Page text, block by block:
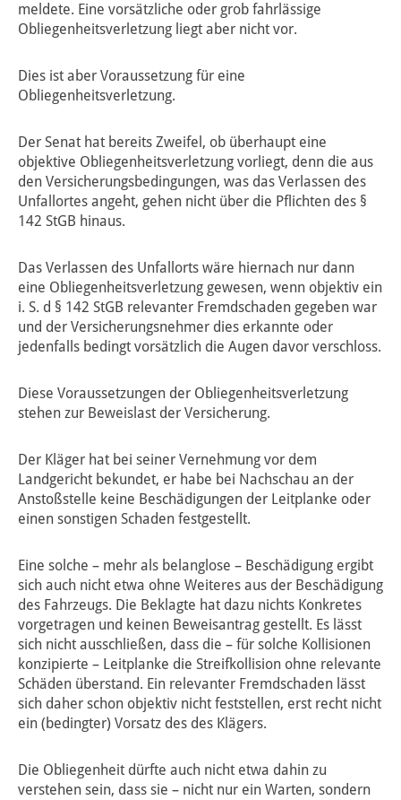
meldete. Eine vorsätzliche oder grob fahrlässige
Obliegenheitsverletzung liegt aber nicht vor.
Dies ist aber Voraussetzung für eine
Obliegenheitsverletzung.
Der Senat hat bereits Zweifel, ob überhaupt eine
objektive Obliegenheitsverletzung vorliegt, denn die aus
den Versicherungsbedingungen, was das Verlassen des
Unfallortes angeht, gehen nicht über die Pflichten des §
142 StGB hinaus.
Das Verlassen des Unfallorts wäre hiernach nur dann
eine Obliegenheitsverletzung gewesen, wenn objektiv ein
i. S. d § 142 StGB relevanter Fremdschaden gegeben war
und der Versicherungsnehmer dies erkannte oder
jedenfalls bedingt vorsätzlich die Augen davor verschloss.
Diese Voraussetzungen der Obliegenheitsverletzung
stehen zur Beweislast der Versicherung.
Der Kläger hat bei seiner Vernehmung vor dem
Landgericht bekundet, er habe bei Nachschau an der
Anstoßstelle keine Beschädigungen der Leitplanke oder
einen sonstigen Schaden festgestellt.
Eine solche – mehr als belanglose – Beschädigung ergibt
sich auch nicht etwa ohne Weiteres aus der Beschädigung
des Fahrzeugs. Die Beklagte hat dazu nichts Konkretes
vorgetragen und keinen Beweisantrag gestellt. Es lässt
sich nicht ausschließen, dass die – für solche Kollisionen
konzipierte – Leitplanke die Streifkollision ohne relevante
Schäden überstand. Ein relevanter Fremdschaden lässt
sich daher schon objektiv nicht feststellen, erst recht nicht
ein (bedingter) Vorsatz des des Klägers.
Die Obliegenheit dürfte auch nicht etwa dahin zu
verstehen sein, dass sie – nicht nur ein Warten, sondern